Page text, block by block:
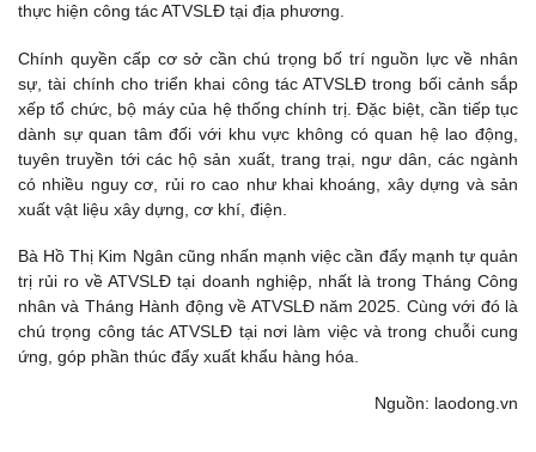
thực hiện công tác ATVSLĐ tại địa phương.
Chính quyền cấp cơ sở cần chú trọng bố trí nguồn lực về nhân
sự, tài chính cho triển khai công tác ATVSLĐ trong bối cảnh sắp
xếp tổ chức, bộ máy của hệ thống chính trị. Đặc biệt, cần tiếp tục
dành sự quan tâm đối với khu vực không có quan hệ lao động,
tuyên truyền tới các hộ sản xuất, trang trại, ngư dân, các ngành
có nhiều nguy cơ, rủi ro cao như khai khoáng, xây dựng và sản
xuất vật liệu xây dựng, cơ khí, điện.
Bà Hồ Thị Kim Ngân cũng nhấn mạnh việc cần đẩy mạnh tự quản
trị rủi ro về ATVSLĐ tại doanh nghiệp, nhất là trong Tháng Công
nhân và Tháng Hành động về ATVSLĐ năm 2025. Cùng với đó là
chú trọng công tác ATVSLĐ tại nơi làm việc và trong chuỗi cung
ứng, góp phần thúc đẩy xuất khẩu hàng hóa.
Nguồn: laodong.vn